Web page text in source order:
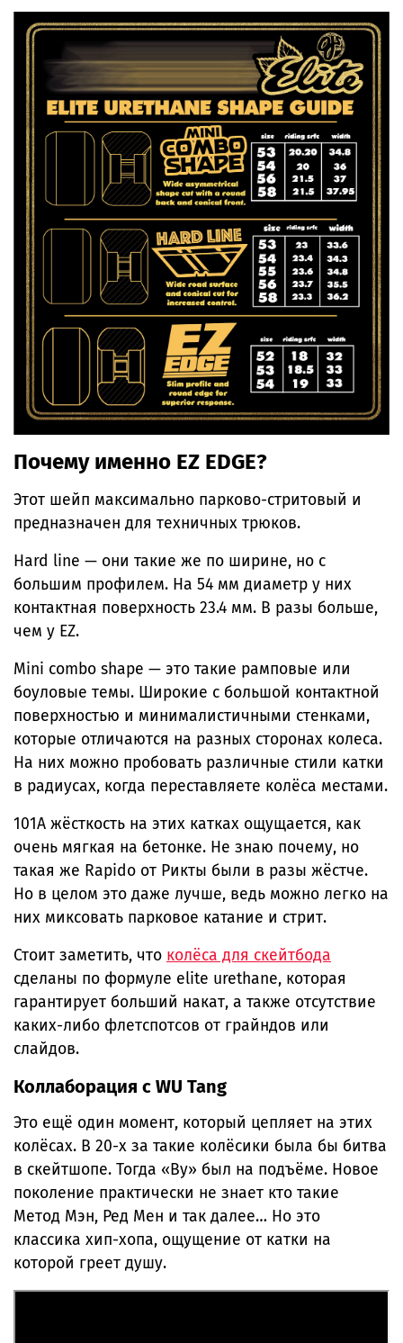
Почему именно EZ EDGE?
Этот шейп максимально парково-стритовый и
предназначен для техничных трюков.
Hard line — они такие же по ширине, но с
большим профилем. На 54 мм диаметр у них
контактная поверхность 23.4 мм. В разы больше,
чем у EZ.
Mini combo shape — это такие рамповые или
боуловые темы. Широкие с большой контактной
поверхностью и минималистичными стенками,
которые отличаются на разных сторонах колеса.
На них можно пробовать различные стили катки
в радиусах, когда переставляете колёса местами.
101А жёсткость на этих катках ощущается, как
очень мягкая на бетонке. Не знаю почему, но
такая же Rapido от Рикты были в разы жёстче.
Но в целом это даже лучше, ведь можно легко на
них миксовать парковое катание и стрит.
Стоит заметить, что колёса для скейтбода
сделаны по формуле elite urethane, которая
гарантирует больший накат, а также отсутствие
каких-либо флетспотсов от грайндов или
слайдов.
Коллаборация с WU Tang
Это ещё один момент, который цепляет на этих
колёсах. В 20-х за такие колёсики была бы битва
в скейтшопе. Тогда «Ву» был на подъёме. Новое
поколение практически не знает кто такие
Метод Мэн, Ред Мен и так далее… Но это
классика хип-хопа, ощущение от катки на
которой греет душу.